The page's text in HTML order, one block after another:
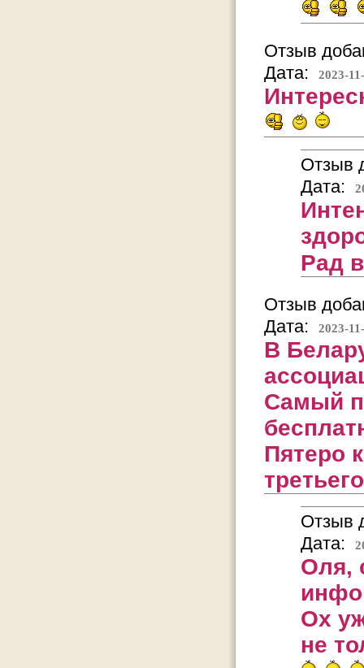
Отзыв
Дата:
2023-
Отзыв
Дата:
Рад
Отзыв
Дата:
2023-
В
Самый
Пятеро
Отзыв
Дата:
Оля,
Ох
не